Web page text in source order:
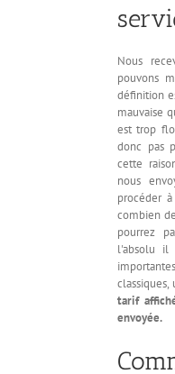
Nous
pouvons
définition
mauvaise
est trop
donc pas
cette
nous
procéder
combien
pourrez
l'absolu il
tarif
envoyée.